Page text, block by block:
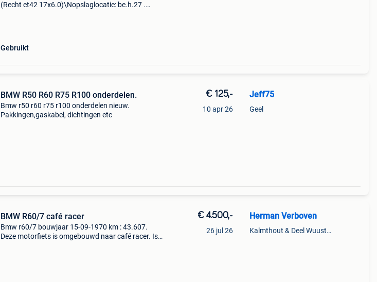
(Recht et42 17x6.0)\Nopslaglocatie: be.h.27 .
Gebruikt
BMW R50 R60 R75 R100 onderdelen.
Bmw r50 r60 r75 r100 onderdelen nieuw.
Pakkingen,gaskabel, dichtingen etc
€ 125,-
10 apr 26
Jeff75
Geel
BMW R60/7 café racer
Bmw r60/7 bouwjaar 15-09-1970 km : 43.607.
Deze motorfiets is omgebouwd naar café racer. Is
€ 4.500,-
26 jul 26
Herman Verboven
Kalmthout & Deel Wuustwezel